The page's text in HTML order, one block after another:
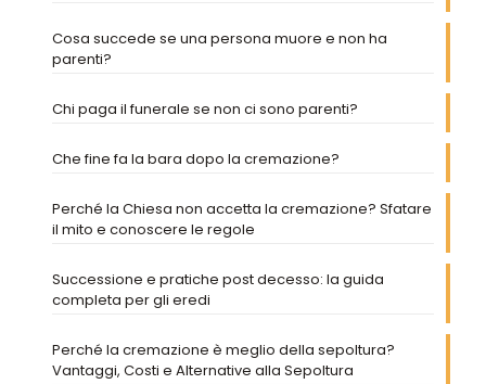
Cosa succede se una persona muore e non ha
parenti?
Chi paga il funerale se non ci sono parenti?
Che fine fa la bara dopo la cremazione?
Perché la Chiesa non accetta la cremazione? Sfatare
il mito e conoscere le regole
Successione e pratiche post decesso: la guida
completa per gli eredi
Perché la cremazione è meglio della sepoltura?
Vantaggi, Costi e Alternative alla Sepoltura